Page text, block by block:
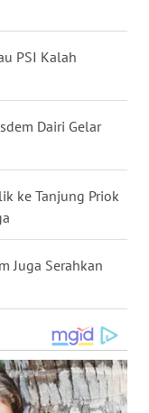
PSI Kalah
Dairi Gelar
ke Tanjung Priok
Juga Serahkan